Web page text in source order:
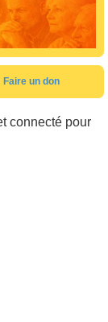
Faire un don
connecté pour